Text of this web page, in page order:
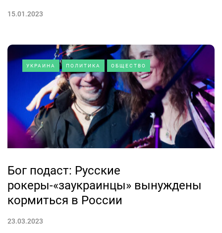
15.01.2023
УКРАИНА ПОЛИТИКА ОБЩЕСТВО
Бог подаст: Русские
рокеры-«заукраинцы» вынуждены
кормиться в России
23.03.2023